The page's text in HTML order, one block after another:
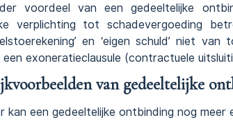
voordeel van een gedeeltelijke
verplichting tot schadevergoeding
en ‘eigen schuld’ niet
een exoneratieclausule (contractuele
van gedeeltelijke
kan een gedeeltelijke ontbinding nog meer